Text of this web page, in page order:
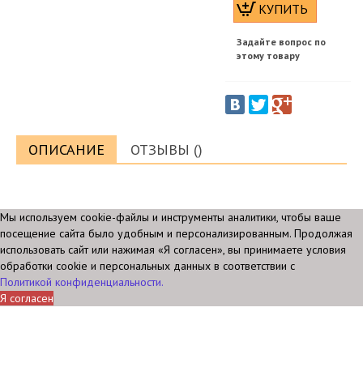
Задайте вопрос по
этому товару
ОПИСАНИЕ ОТЗЫВЫ ()
Мы используем cookie-файлы и инструменты аналитики, чтобы ваше
посещение сайта было удобным и персонализированным. Продолжая
использовать сайт или нажимая «Я согласен», вы принимаете условия
обработки cookie и персональных данных в соответствии с
Политикой конфиденциальности.
Я согласен